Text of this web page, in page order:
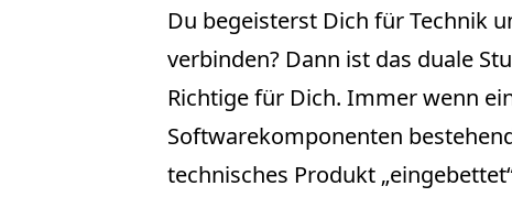
Du begeisterst Dich für Technik
verbinden? Dann ist das duale
Richtige für Dich. Immer wenn
Softwarekomponenten
technisches Produkt